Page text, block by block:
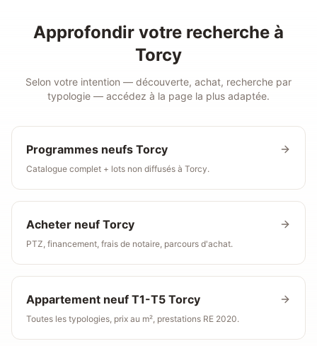
Approfondir votre recherche à
Torcy
Selon votre intention — découverte, achat, recherche par
typologie — accédez à la page la plus adaptée.
Programmes neufs Torcy
Catalogue complet + lots non diffusés à Torcy.
Acheter neuf Torcy
PTZ, financement, frais de notaire, parcours d'achat.
Appartement neuf T1-T5 Torcy
Toutes les typologies, prix au m², prestations RE 2020.